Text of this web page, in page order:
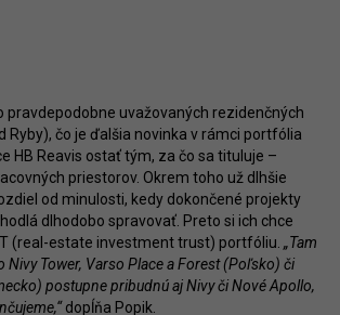
pravdepodobne uvažovaných rezidenčných
Ryby), čo je ďalšia novinka v rámci portfólia
HB Reavis ostať tým, za čo sa tituluje –
priestorov. Okrem toho už dlhšie
od minulosti, kedy dokončené projekty
dlhodobo spravovať. Preto si ich chce
(real-estate investment trust) portfóliu. „Tam
Nivy Tower, Varso Place a Forest (Poľsko) či
postupne pribudnú aj Nivy či Nové Apollo,
dopĺňa Popik.